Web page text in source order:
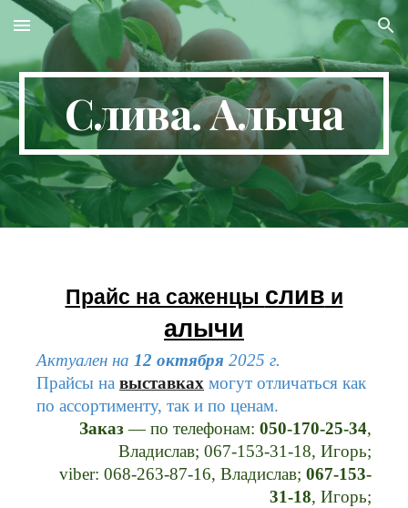
Skip to main content Skip to navigation
Слива. Алыча
Прайс на саженцы слив и
алычи
Актуален на12 октября2025 г.
Прайсы навыставках могут отличаться как
по ассортименту, так и по ценам.
Заказ— по телефонам: 050-170-25-34,
Владислав; 067-153-31-18, Игорь;
viber: 068-263-87-16, Владислав; 067-153-
31-18, Игорь;